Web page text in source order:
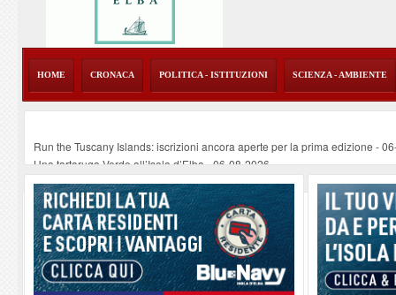
HOME CRONACA POLITICA - ISTITUZIONI SCIENZA - AMBIENTE
Run the Tuscany Islands: iscrizioni ancora aperte per la prima edizione -
Una tartaruga Verde all’Isola d’Elba-06-08-2026
Furgone in fiamme a Capoliveri, illeso il conducente-06-08-2026
Campo: chiusura della biblioteca comunale in occasione del Santo Patrono
A Carpani si apre la Festa di Liberazione: il programma della prima serata-